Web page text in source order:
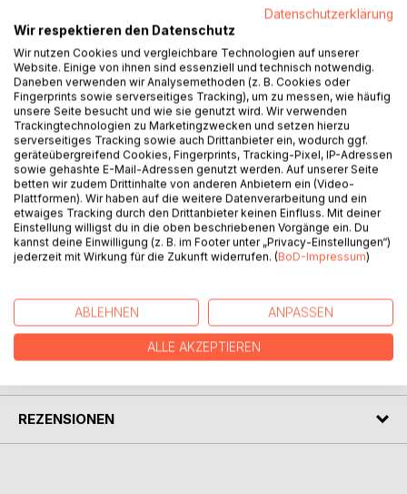
BESCHREIBUNG
Als Sebastian Schäfer im Kino am Durchlass einer jungen
Frau begegnet, verliebt er sich in einem einzigen
Augenblick in sie. Er versucht, sie wiederzusehen und sie
kennenzulernen, doch sie wehrt dies ab, und immer
verzweifelter steht er vor der Situation, dass er sie
unendlich liebt, diese Liebe aber zur Hoffnungslosigkeit
verurteilt scheint. Dennoch ändert diese Liebe sein ganzes
AUTOR/IN
REZENSIONEN
Datenschutzerklärung
Wir respektieren den Datenschutz
Wir nutzen Cookies und vergleichbare Technologien auf unserer
Website. Einige von ihnen sind essenziell und technisch notwendig.
Daneben verwenden wir Analysemethoden (z. B. Cookies oder
Fingerprints sowie serverseitiges Tracking), um zu messen, wie häufig
unsere Seite besucht und wie sie genutzt wird. Wir verwenden
Trackingtechnologien zu Marketingzwecken und setzen hierzu
serverseitiges Tracking sowie auch Drittanbieter ein, wodurch ggf.
geräteübergreifend Cookies, Fingerprints, Tracking-Pixel, IP-Adressen
sowie gehashte E-Mail-Adressen genutzt werden. Auf unserer Seite
betten wir zudem Drittinhalte von anderen Anbietern ein (Video-
Plattformen). Wir haben auf die weitere Datenverarbeitung und ein
etwaiges Tracking durch den Drittanbieter keinen Einfluss. Mit deiner
Einstellung willigst du in die oben beschriebenen Vorgänge ein. Du
kannst deine Einwilligung (z. B. im Footer unter „Privacy-Einstellungen“)
jederzeit mit Wirkung für die Zukunft widerrufen. (BoD-Impressum)
ABLEHNEN ANPASSEN
ALLE AKZEPTIEREN